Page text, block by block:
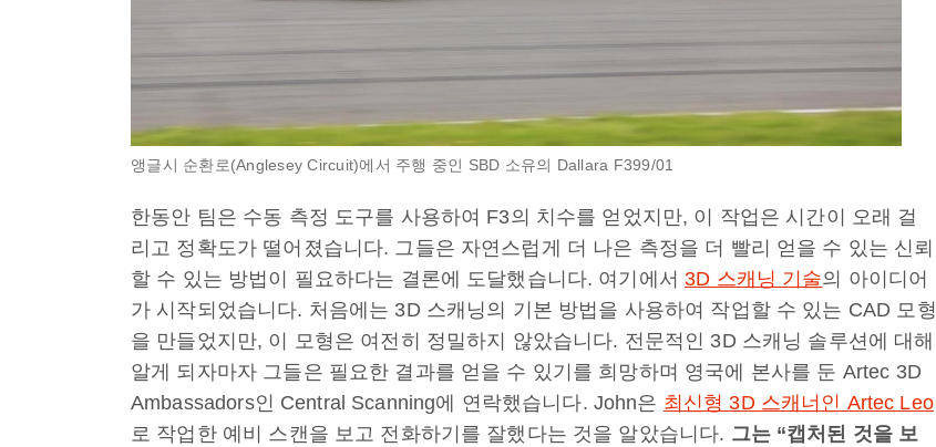
앵글시 순환로(Anglesey Circuit)에서 주행 중인 SBD 소유의 Dallara F399/01
한동안 팀은 수동 측정 도구를 사용하여 F3의 치수를 얻었지만, 이 작업은 시간이 오래 걸
리고 정확도가 떨어졌습니다. 그들은 자연스럽게 더 나은 측정을 더 빨리 얻을 수 있는 신뢰
할 수 있는 방법이 필요하다는 결론에 도달했습니다. 여기에서3D 스캐닝 기술의 아이디어
가 시작되었습니다. 처음에는 3D 스캐닝의 기본 방법을 사용하여 작업할 수 있는 CAD 모형
을 만들었지만, 이 모형은 여전히 정밀하지 않았습니다. 전문적인 3D 스캐닝 솔루션에 대해
알게 되자마자 그들은 필요한 결과를 얻을 수 있기를 희망하며 영국에 본사를 둔 Artec 3D
Ambassadors인 Central Scanning에 연락했습니다. John은 최신형 3D 스캐너인 Artec Leo
로 작업한 예비 스캔을 보고 전화하기를 잘했다는 것을 알았습니다. 그는 “캡처된 것을 보